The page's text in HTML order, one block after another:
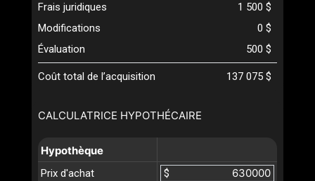
CALCULATRICE HYPOTHÉCAIRE
Hypothèque
Prix d'achat
$
Frais juridiques
1 500 $
Modifications
0 $
Évaluation
500 $
Coût total de l’acquisition 137 075 $